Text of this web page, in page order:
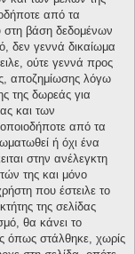
από τα
βάση δεδομένων
δεν γεννά δικαίωμα
ούτε γεννά προς
αποζημίωσης λόγω
της δωρεάς για
και των
από τα
ή όχι ένα
στην ανέλεγκτη
της και μόνο
που έστειλε το
της σελίδας
θα κάνει το
όπως στάλθηκε, χωρίς